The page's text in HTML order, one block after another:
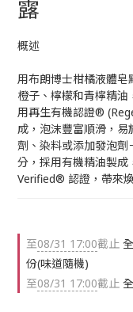
露
概述
用布朗博士柑橘液體皂
橙子、檸檬和青檸精
用再生有機認證®
成，泡沫豐富順滑，
劑、染料或添加發泡
分，採用有機精油製成
Verified® 認證，帶來
至08/31 17:00截止
份(味道隨機)
至08/31 17:00截止